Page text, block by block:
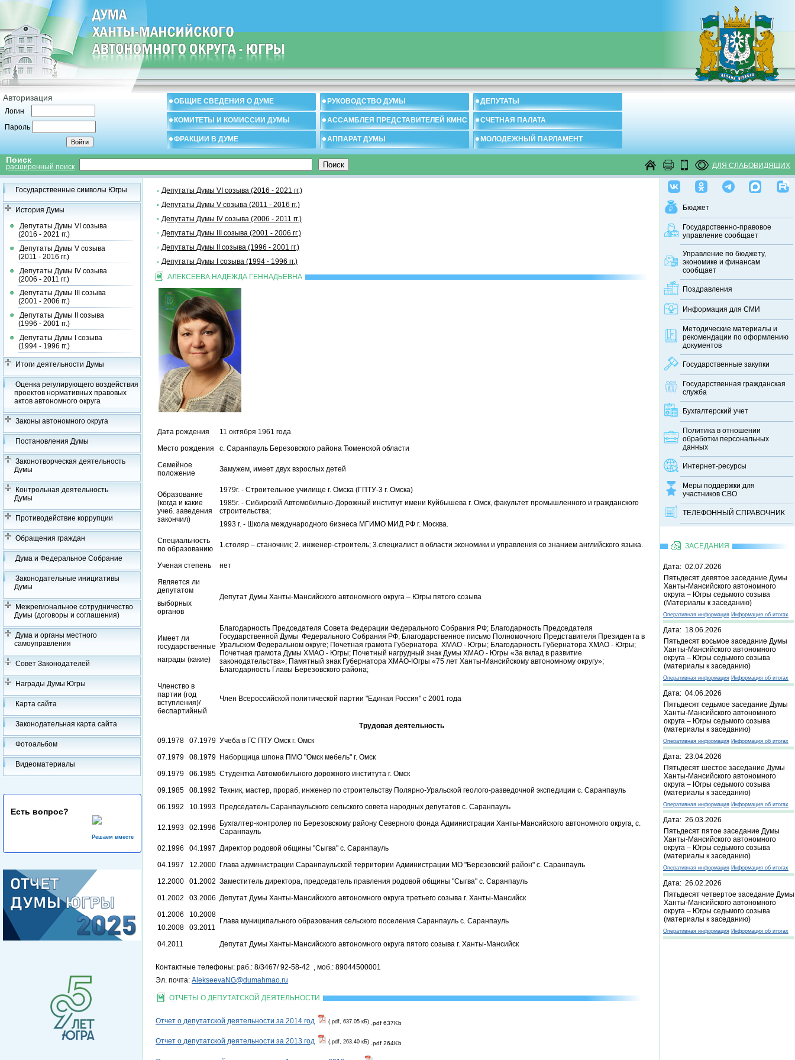
Авторизация
Логин
Пароль
ОБЩИЕ СВЕДЕНИЯ О ДУМЕ РУКОВОДСТВО ДУМЫ ДЕПУТАТЫ
КОМИТЕТЫ И КОМИССИИ ДУМЫ АССАМБЛЕЯ ПРЕДСТАВИТЕЛЕЙ КМНС СЧЕТНАЯ ПАЛАТА
ФРАКЦИИ В ДУМЕ АППАРАТ ДУМЫ МОЛОДЕЖНЫЙ ПАРЛАМЕНТ
Поиск
расширенный поиск ДЛЯ СЛАБОВИДЯЩИХ
Государственные символы Югры
История Думы
Депутаты Думы VI созыва
(2016 - 2021 гг.)
Депутаты Думы V созыва
(2011 - 2016 гг.)
Депутаты Думы IV созыва
(2006 - 2011 гг.)
Депутаты Думы III созыва
(2001 - 2006 гг.)
Депутаты Думы II созыва
(1996 - 2001 гг.)
Депутаты Думы I созыва
(1994 - 1996 гг.)
Итоги деятельности Думы
Оценка регулирующего воздействия
проектов нормативных правовых
актов автономного округа
Законы автономного округа
Постановления Думы
Законотворческая деятельность
Думы
Контрольная деятельность
Думы
Противодействие коррупции
Обращения граждан
Дума и Федеральное Собрание
Законодательные инициативы
Думы
Межрегиональное сотрудничество
Думы (договоры и соглашения)
Дума и органы местного
самоуправления
Совет Законодателей
Награды Думы Югры
Карта сайта
Законодательная карта сайта
Фотоальбом
Видеоматериалы
Есть вопрос?
Решаем вместе
Бюджет
Государственно-правовое
управление сообщает
Управление по бюджету,
экономике и финансам
сообщает
Поздравления
Информация для СМИ
Методические материалы и
рекомендации по оформлению
документов
Государственные закупки
Государственная гражданская
служба
Бухгалтерский учет
Политика в отношении
обработки персональных
данных
Интернет-ресурсы
Меры поддержки для
участников СВО
ТЕЛЕФОННЫЙ CПРАВОЧНИК
ЗАСЕДАНИЯ
Дата: 02.07.2026
Пятьдесят девятое заседание Думы
Ханты-Мансийского автономного
округа – Югры седьмого созыва
(Материалы к заседанию)
Оперативная информация Информация об итогах
Дата: 18.06.2026
Пятьдесят восьмое заседание Думы
Ханты-Мансийского автономного
округа – Югры седьмого созыва
(материалы к заседанию)
Оперативная информация Информация об итогах
Дата: 04.06.2026
Пятьдесят седьмое заседание Думы
Ханты-Мансийского автономного
округа – Югры седьмого созыва
(материалы к заседанию)
Оперативная информация Информация об итогах
Дата: 23.04.2026
Пятьдесят шестое заседание Думы
Ханты-Мансийского автономного
округа – Югры седьмого созыва
(материалы к заседанию)
Оперативная информация Информация об итогах
Дата: 26.03.2026
Пятьдесят пятое заседание Думы
Ханты-Мансийского автономного
округа – Югры седьмого созыва
(материалы к заседанию)
Оперативная информация Информация об итогах
Дата: 26.02.2026
Пятьдесят четвертое заседание Думы
Ханты-Мансийского автономного
округа – Югры седьмого созыва
(материалы к заседанию)
Оперативная информация Информация об итогах
Депутаты Думы VI созыва (2016 - 2021 гг.)
Депутаты Думы V созыва (2011 - 2016 гг.)
Депутаты Думы IV созыва (2006 - 2011 гг.)
Депутаты Думы III созыва (2001 - 2006 гг.)
Депутаты Думы II созыва (1996 - 2001 гг.)
Депутаты Думы I созыва (1994 - 1996 гг.)
АЛЕКСЕЕВА НАДЕЖДА ГЕННАДЬЕВНА
Дата рождения
11 октября 1961 года
Место рождения
с. Саранпауль Березовского района Тюменской области
Семейное
положение
Замужем, имеет двух взрослых детей
Образование
(когда и какие
учеб. заведения
закончил)
1979г. - Строительное училище г. Омска (ГПТУ-3 г. Омска)
1985г. - Сибирский Автомобильно-Дорожный институт имени Куйбышева г. Омск, факультет промышленного и гражданского
строительства;
1993 г. - Школа международного бизнеса МГИМО МИД РФ г. Москва.
Специальность
по образованию
1.столяр – станочник; 2. инженер-строитель; 3.специалист в области экономики и управления со знанием английского языка.
Ученая степень
нет
Является ли
депутатом
выборных
органов
Депутат Думы Ханты-Мансийского автономного округа – Югры пятого созыва
Имеет ли
государственные
награды (какие)
Благодарность Председателя Совета Федерации Федерального Собрания РФ; Благодарность Председателя
Государственной Думы Федерального Собрания РФ; Благодарственное письмо Полномочного Представителя Президента в
Уральском Федеральном округе; Почетная грамота Губернатора ХМАО - Югры; Благодарность Губернатора ХМАО - Югры;
Почетная грамота Думы ХМАО - Югры; Почетный нагрудный знак Думы ХМАО - Югры «За вклад в развитие
законодательства»; Памятный знак Губернатора ХМАО-Югры «75 лет Ханты-Мансийскому автономному округу»;
Благодарность Главы Березовского района;
Членство в
партии (год
вступления)/
беспартийный
Член Всероссийской политической партии "Единая Россия" с 2001 года
Трудовая деятельность
09.1978
07.1979 Учеба в ГС ПТУ Омск г. Омск
07.1979
08.1979 Наборщица шпона ПМО "Омск мебель" г. Омск
09.1979
06.1985 Студентка Автомобильного дорожного института г. Омск
09.1985
08.1992 Техник, мастер, прораб, инженер по строительству Полярно-Уральской геолого-разведочной экспедиции с. Саранпауль
06.1992
10.1993 Председатель Саранпаульского сельского совета народных депутатов с. Саранпауль
12.1993 02.1996
Бухгалтер-контролер по Березовскому району Северного фонда Администрации Ханты-Мансийского автономного округа, с.
Саранпауль
02.1996
04.1997 Директор родовой общины "Сыгва" с. Саранпауль
04.1997
12.2000 Глава администрации Саранпаульской территории Администрации МО "Березовский район" с. Саранпауль
12.2000
01.2002 Заместитель директора, председатель правления родовой общины "Сыгва" с. Саранпауль
01.2002
03.2006 Депутат Думы Ханты-Мансийского автономного округа третьего созыва г. Ханты-Мансийск
01.2006
10.2008
10.2008
03.2011
Глава муниципального образования сельского поселения Саранпауль с. Саранпауль
04.2011 Депутат Думы Ханты-Мансийского автономного округа пятого созыва г. Ханты-Мансийск
Контактные телефоны: раб.: 8/3467/ 92-58-42 , моб.: 89044500001
Эл. почта: AlekseevaNG@dumahmao.ru
ОТЧЕТЫ О ДЕПУТАТСКОЙ ДЕЯТЕЛЬНОСТИ
Отчет о депутатской деятельности за 2014 год (.pdf, 637.05 кБ) .pdf 637Kb
Отчет о депутатской деятельности за 2013 год (.pdf, 263.40 кБ) .pdf 264Kb